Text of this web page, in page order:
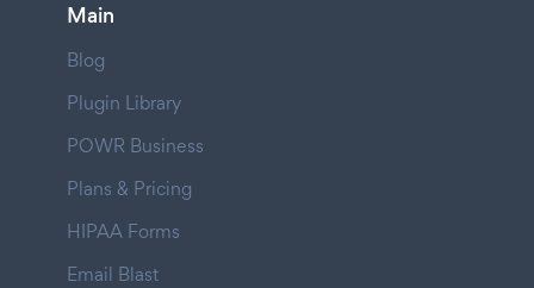
Main
Blog
Plugin Library
POWR Business
Plans & Pricing
HIPAA Forms
Email Blast